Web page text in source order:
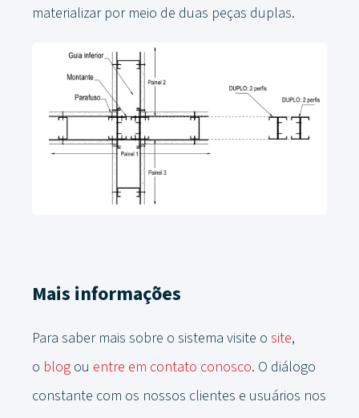
materializar por meio de duas peças duplas.
Mais informações
Para saber mais sobre o sistema visite o site,
o blog ou entre em contato conosco. O diálogo
constante com os nossos clientes e usuários nos